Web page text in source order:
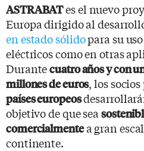
ASTRABATes el nuevo
Europa dirigido al
en estado sólidopara su
eléctricos como en otras
Durantecuatro años y con
millones de euros, los
países europeos
objetivo de que sea
comercialmentea gran
continente.